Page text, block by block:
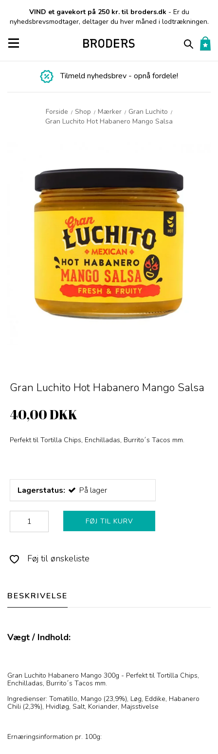
VIND et gavekort på 250 kr. til broders.dk - Er du
nyhedsbrevsmodtager, deltager du hver måned i lodtrækningen.
Toggle navigation
Tilmeld nyhedsbrev - opnå fordele!
Forside / Shop / Mærker / Gran Luchito /
Gran Luchito Hot Habanero Mango Salsa
Gran Luchito Hot Habanero Mango Salsa
40,00 DKK
Perfekt til Tortilla Chips, Enchilladas, Burrito´s Tacos mm.
Lagerstatus: På lager
FØJ TIL KURV
Føj til ønskeliste
BESKRIVELSE
Vægt / Indhold:
Gran Luchito Habanero Mango 300g - Perfekt til Tortilla Chips,
Enchilladas, Burrito´s Tacos mm.
Ingredienser: Tomatillo, Mango (23,9%), Løg, Eddike, Habanero
Chili (2,3%), Hvidløg, Salt, Koriander, Majsstivelse
Ernæringsinformation pr. 100g: